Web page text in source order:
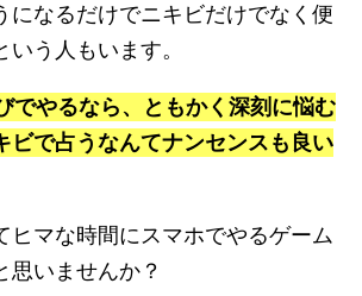
になるだけでニキビだけでなく便
う人もいます。
でやるなら、ともかく深刻に悩む
ビで占うなんてナンセンスも良い
ヒマな時間にスマホでやるゲーム
思いませんか？